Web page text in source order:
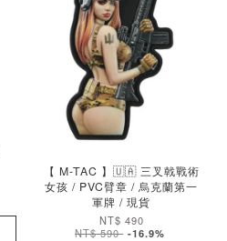
【 M-TAC 】🇺🇦 三叉戟戰術
女孩 / PVC臂章 / 烏克蘭第一
軍牌 / 現貨
NT$ 490
NT$ 590 -16.9%